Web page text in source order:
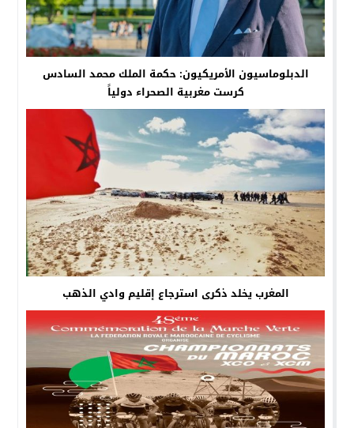
الدبلوماسيون الأمريكيون: حكمة الملك محمد السادس
كرست مغربية الصحراء دولياً
المغرب يخلد ذكرى استرجاع إقليم وادي الذهب